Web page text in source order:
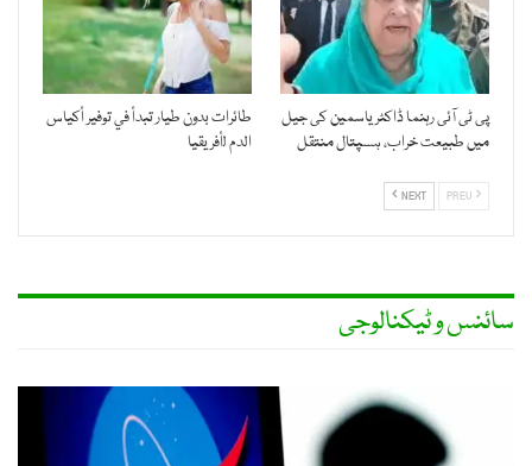
پی ٹی آئی رہنما ڈاکٹر یاسمین کی جیل
میں طبیعت خراب، ہسپتال منتقل
طائرات بدون طيار تبدأ في توفير أكياس
الدم لأفريقيا
NEXT
سائنس و ٹیکنالوجی